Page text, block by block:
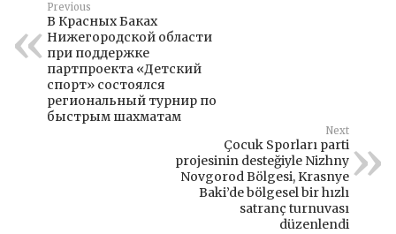
Previous
В Красных Баках
Нижегородской области
при поддержке
партпроекта «Детский
спорт» состоялся
региональный турнир по
быстрым шахматам
Next
Çocuk Sporları parti
projesinin desteğiyle Nizhny
Novgorod Bölgesi, Krasnye
Baki’de bölgesel bir hızlı
satranç turnuvası
düzenlendi